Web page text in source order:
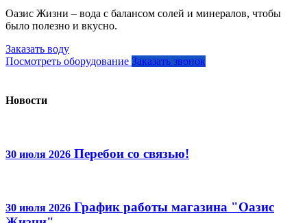
Оазис Жизни – вода с балансом солей и минералов, чтобы
было полезно и вкусно.
Заказать воду
Посмотреть оборудование Заказать звонок
Новости
30 июля 2026 Перебои со связью!
30 июля 2026 График работы магазина "Оазис